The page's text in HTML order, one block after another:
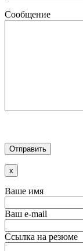
Сообщение
x
Ваше имя
Ваш e-mail
Ссылка на резюме